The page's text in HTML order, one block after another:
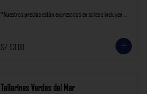
*Nuestros precios están expresados en soles e incluyen
S/ 53.00
Tallarines Verdes del Mar